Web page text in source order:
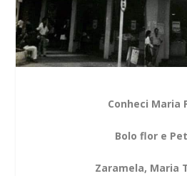
Conheci Maria
Bolo flor e
Zaramela, Maria